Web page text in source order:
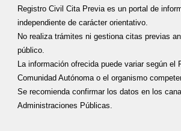
Registro Civil Cita Previa es un portal de
independiente de carácter orientativo.
No realiza trámites ni gestiona citas previas
público.
La información ofrecida puede variar según el
Comunidad Autónoma o el organismo
Se recomienda confirmar los datos en los
Administraciones Públicas.